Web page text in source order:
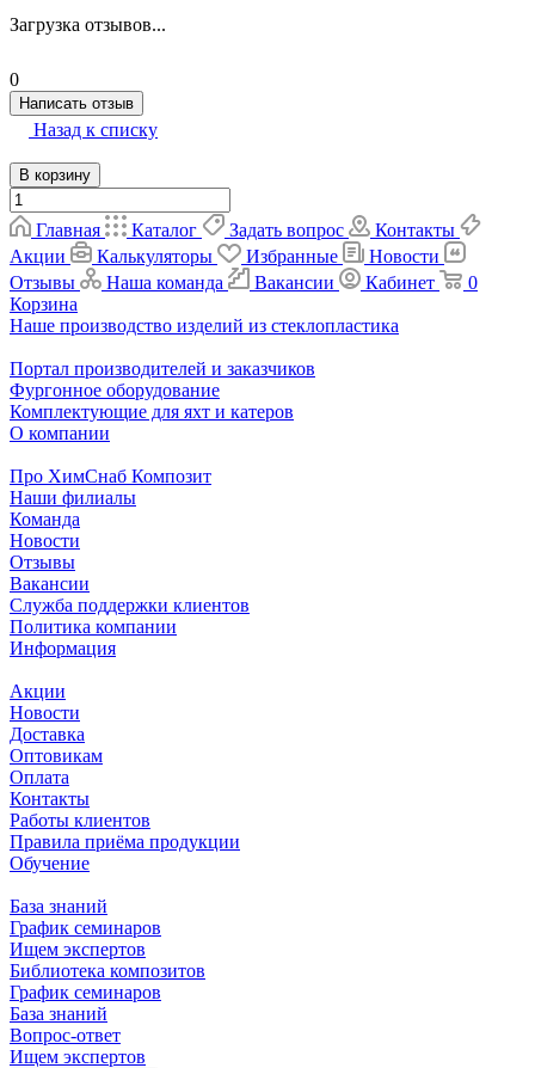
Загрузка отзывов...
0
Написать отзыв
Назад к списку
В корзину
Главная Каталог Задать вопрос
Контакты
Акции
Калькуляторы Избранные
Новости
Отзывы
Наша команда Вакансии Кабинет
0
Корзина
Наше производство изделий из стеклопластика
Портал производителей и заказчиков
Фургонное оборудование
Комплектующие для яхт и катеров
О компании
Про ХимСнаб Композит
Наши филиалы
Команда
Новости
Отзывы
Вакансии
Служба поддержки клиентов
Политика компании
Информация
Акции
Новости
Доставка
Оптовикам
Оплата
Контакты
Работы клиентов
Правила приёма продукции
Обучение
База знаний
График семинаров
Ищем экспертов
Библиотека композитов
График семинаров
База знаний
Вопрос-ответ
Ищем экспертов